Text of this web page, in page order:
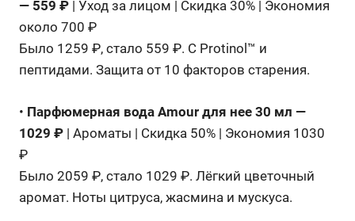
— 559 ₽ | Уход за лицом | Скидка 30% | Экономия
около 700 ₽
Было 1259 ₽, стало 559 ₽. С Protinol™ и
пептидами. Защита от 10 факторов старения.
• Парфюмерная вода Amour для нее 30 мл —
1029 ₽ | Ароматы | Скидка 50% | Экономия 1030
₽
Было 2059 ₽, стало 1029 ₽. Лёгкий цветочный
аромат. Ноты цитруса, жасмина и мускуса.